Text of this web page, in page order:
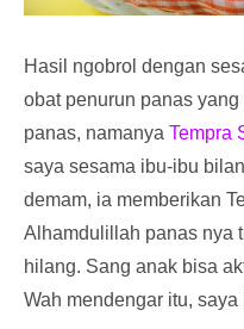
Hasil ngobrol dengan
obat penurun panas
panas, namanya Tempra
saya sesama ibu-ibu
demam, ia memberikan
Alhamdulillah panas nya
hilang. Sang anak bisa
Wah mendengar itu,